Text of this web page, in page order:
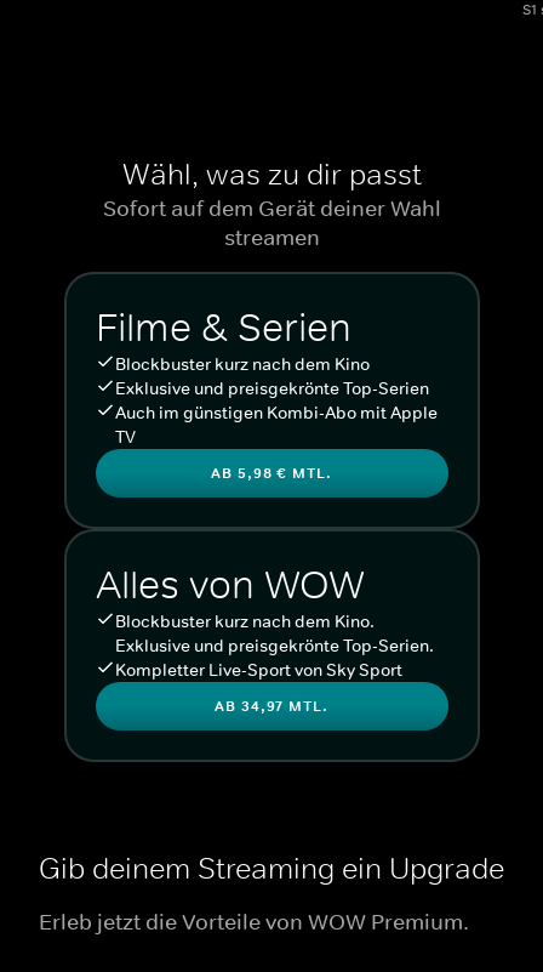
Wähl, was zu dir passt
Sofort auf dem Gerät deiner Wahl
streamen
Filme & Serien
Blockbuster kurz nach dem Kino
Exklusive und preisgekrönte Top-Serien
Auch im günstigen Kombi-Abo mit Apple
TV
AB 5,98 € MTL.
Alles von WOW
Blockbuster kurz nach dem Kino.
Exklusive und preisgekrönte Top-Serien.
Kompletter Live-Sport von Sky Sport
AB 34,97 MTL.
Gib deinem Streaming ein Upgrade
Erleb jetzt die Vorteile von WOW Premium.